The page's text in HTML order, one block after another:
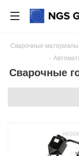
Сварочные материалы
-
Сварочные